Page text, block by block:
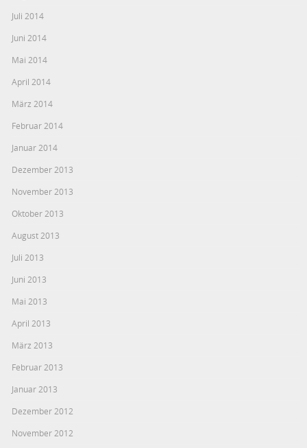
Juli 2014
Juni 2014
Mai 2014
April 2014
März 2014
Februar 2014
Januar 2014
Dezember 2013
November 2013
Oktober 2013
August 2013
Juli 2013
Juni 2013
Mai 2013
April 2013
März 2013
Februar 2013
Januar 2013
Dezember 2012
November 2012